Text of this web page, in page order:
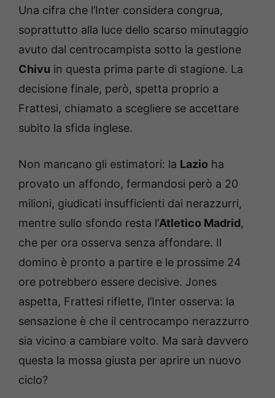
Una cifra che l’Inter considera congrua,
soprattutto alla luce dello scarso minutaggio
avuto dal centrocampista sotto la gestione
Chivu in questa prima parte di stagione. La
decisione finale, però, spetta proprio a
Frattesi, chiamato a scegliere se accettare
subito la sfida inglese.
Non mancano gli estimatori: la Lazio ha
provato un affondo, fermandosi però a 20
milioni, giudicati insufficienti dai nerazzurri,
mentre sullo sfondo resta l’Atletico Madrid,
che per ora osserva senza affondare. Il
domino è pronto a partire e le prossime 24
ore potrebbero essere decisive. Jones
aspetta, Frattesi riflette, l’Inter osserva: la
sensazione è che il centrocampo nerazzurro
sia vicino a cambiare volto. Ma sarà davvero
questa la mossa giusta per aprire un nuovo
ciclo?